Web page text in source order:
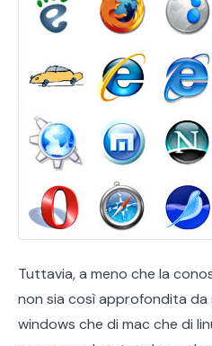
Tuttavia, a meno che la
non sia così approfondita
windows che di mac che di